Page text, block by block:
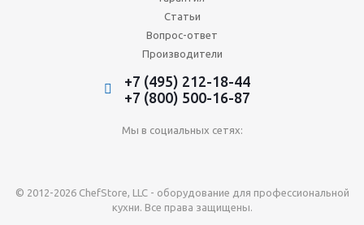
Статьи
Вопрос-ответ
Производители
+7 (495) 212-18-44
+7 (800) 500-16-87
Мы в социальных сетях:
© 2012-2026 ChefStore, LLC - оборудование для профессиональной
кухни. Все права защищены.